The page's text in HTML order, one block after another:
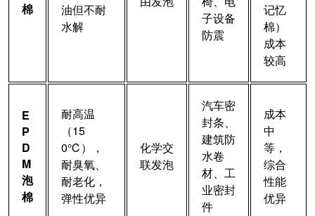
棉
油但不耐
水解
子设备
防震
记忆
棉）
成本
较高
E
P
D
M
泡
棉
耐高温
（15
0℃），
耐臭氧、
耐老化，
弹性优异
化学交
联发泡
汽车密
封条、
建筑防
水卷
材、工
业密封
件
成本
中
等，
综合
性能
优异